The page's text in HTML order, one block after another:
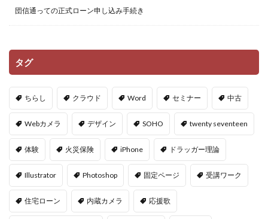
団信通っての正式ローン申し込み手続き
タグ
ちらし クラウド Word セミナー 中古
Webカメラ デザイン SOHO twenty seventeen
体験 火災保険 iPhone ドラッガー理論
Illustrator Photoshop 固定ページ 受講ワーク
住宅ローン 内蔵カメラ 応援歌